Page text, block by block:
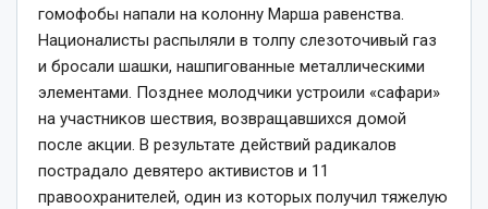
гомофобы напали на колонну Марша равенства.
Националисты распыляли в толпу слезоточивый газ
и бросали шашки, нашпигованные металлическими
элементами. Позднее молодчики устроили «сафари»
на участников шествия, возвращавшихся домой
после акции. В результате действий радикалов
пострадало девятеро активистов и 11
правоохранителей, один из которых получил тяжелую